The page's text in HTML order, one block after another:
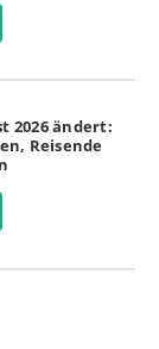
2026 ändert:
Reisende